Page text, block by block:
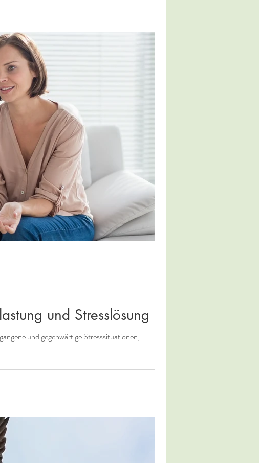
und Stresslösung
und gegenwärtige Stresssituationen,...